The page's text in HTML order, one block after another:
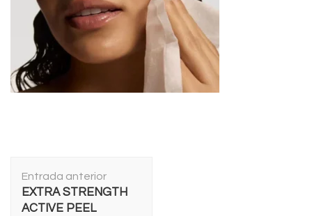
de
entradas
Entrada anterior
EXTRA STRENGTH
ACTIVE PEEL